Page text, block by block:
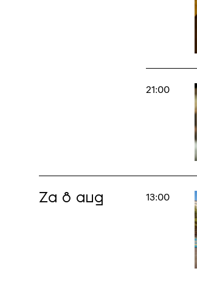
21:00
Za 8 aug 13:00